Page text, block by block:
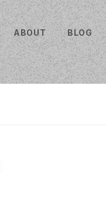
ABOUT BLOG